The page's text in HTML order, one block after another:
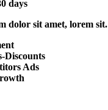
days
dolor sit amet, lorem sit.
Discounts
Ads